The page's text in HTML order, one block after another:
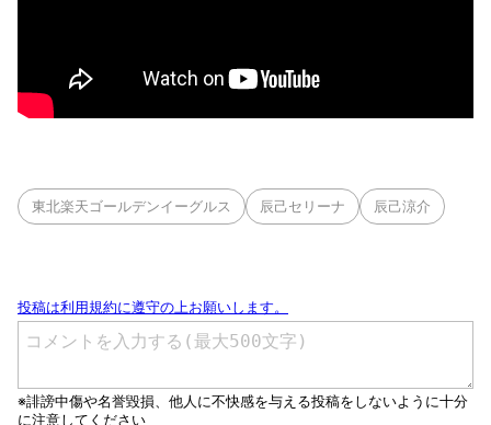
東北楽天ゴールデンイーグルス 辰己セリーナ 辰己涼介